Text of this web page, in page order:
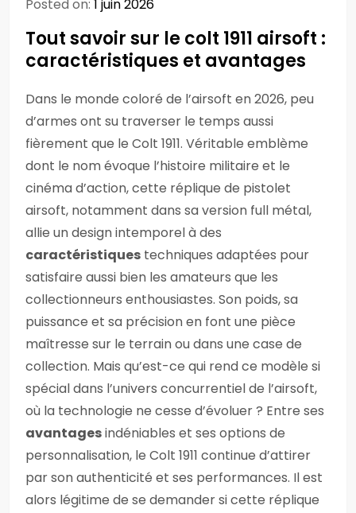
Posted on: 1 juin 2026
Tout savoir sur le colt 1911 airsoft :
caractéristiques et avantages
Dans le monde coloré de l’airsoft en 2026, peu
d’armes ont su traverser le temps aussi
fièrement que le Colt 1911. Véritable emblème
dont le nom évoque l’histoire militaire et le
cinéma d’action, cette réplique de pistolet
airsoft, notamment dans sa version full métal,
allie un design intemporel à des
caractéristiques techniques adaptées pour
satisfaire aussi bien les amateurs que les
collectionneurs enthousiastes. Son poids, sa
puissance et sa précision en font une pièce
maîtresse sur le terrain ou dans une case de
collection. Mais qu’est-ce qui rend ce modèle si
spécial dans l’univers concurrentiel de l’airsoft,
où la technologie ne cesse d’évoluer ? Entre ses
avantagesindéniables et ses options de
personnalisation, le Colt 1911 continue d’attirer
par son authenticité et ses performances. Il est
alors légitime de se demander si cette réplique